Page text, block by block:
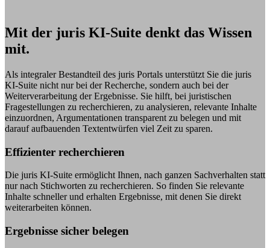
Mit der juris KI-Suite denkt das Wissen
mit.
Als integraler Bestandteil des juris Portals unterstützt Sie die juris
KI-Suite nicht nur bei der Recherche, sondern auch bei der
Weiterverarbeitung der Ergebnisse. Sie hilft, bei juristischen
Fragestellungen zu recherchieren, zu analysieren, relevante Inhalte
einzuordnen, Argumentationen transparent zu belegen und mit
darauf aufbauenden Textentwürfen viel Zeit zu sparen.
Effizienter recherchieren
Die juris KI-Suite ermöglicht Ihnen, nach ganzen Sachverhalten statt
nur nach Stichworten zu recherchieren. So finden Sie relevante
Inhalte schneller und erhalten Ergebnisse, mit denen Sie direkt
weiterarbeiten können.
Ergebnisse sicher belegen